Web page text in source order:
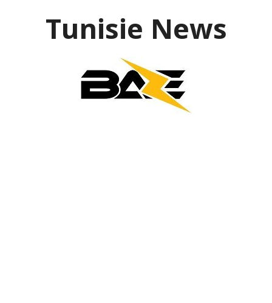
Tunisie News